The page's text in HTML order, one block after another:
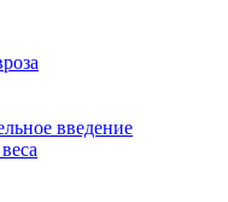
введение